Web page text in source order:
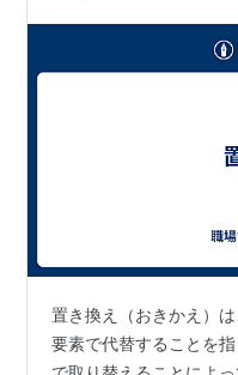
置き換え（おきかえ）
要素で代替することを